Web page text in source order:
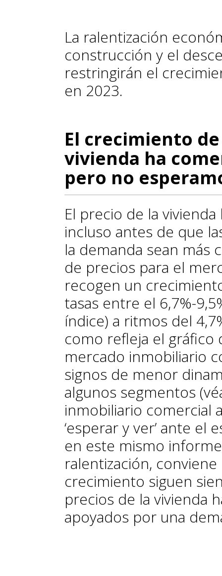
La ralentización
construcción y el
restringirán el
en 2023.
El crecimiento
vivienda ha
pero no
El precio de la
incluso antes de que
la demanda sean más
de precios para el
recogen un
tasas entre el 6,7%-
índice) a ritmos del
como refleja el gráfico
mercado inmobiliario
signos de menor
algunos segmentos
inmobiliario comercial
‘esperar y ver’ ante el
en este mismo
ralentización,
crecimiento siguen
precios de la vivienda
apoyados por una